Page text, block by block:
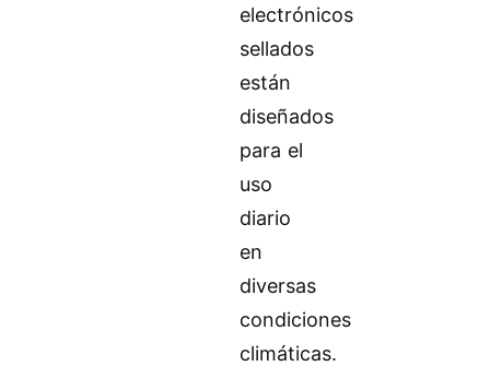
electrónicos
sellados
están
diseñados
para el
uso
diario
en
diversas
condiciones
climáticas.